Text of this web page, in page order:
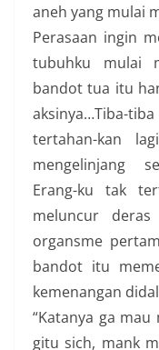
aneh yang mulai
Perasaan ingin
tubuhku mulai
bandot tua itu
aksinya…Tiba-
tertahan-kan
mengelinjang
Erang-ku tak
meluncur
organsme
bandot itu
kemenangan
“Katanya ga
gitu sich, mank